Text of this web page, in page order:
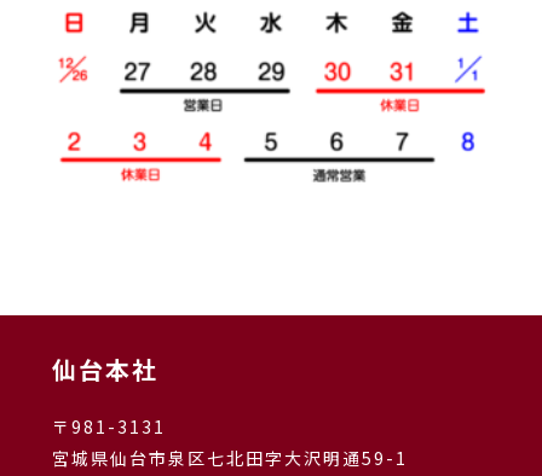
仙台本社
〒981-3131
宮城県仙台市泉区七北田字大沢明通59-1